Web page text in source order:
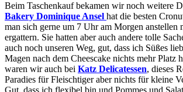
Beim Taschenkauf bekamen wir noch weitere
Bakery Dominique Ansel hat die besten
man sich gerne um 7 Uhr am Morgen anstellen
ergattern. Sie hatten aber auch andere tolle
auch noch unseren Weg, gut, dass ich Süßes
Magen nach dem Cheescake nichts mehr Platz
waren wir auch bei Katz Delicatessen, dieses
Paradies für Fleischtiger aber nichts für kleine